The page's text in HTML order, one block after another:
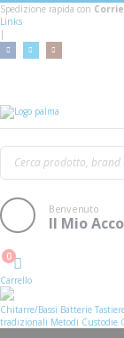
Spedizione rapida con
Links
|
Benvenuto
Il Mio
Cart
0
Carrello
Chitarre/Bassi Batterie
tradizionali Metodi Custodie